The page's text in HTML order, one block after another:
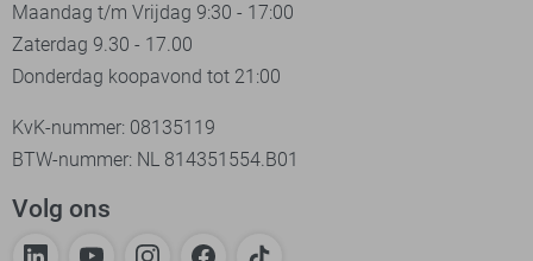
Maandag t/m Vrijdag 9:30 - 17:00
Zaterdag 9.30 - 17.00
Donderdag koopavond tot 21:00
KvK-nummer: 08135119
BTW-nummer: NL 814351554.B01
Volg ons